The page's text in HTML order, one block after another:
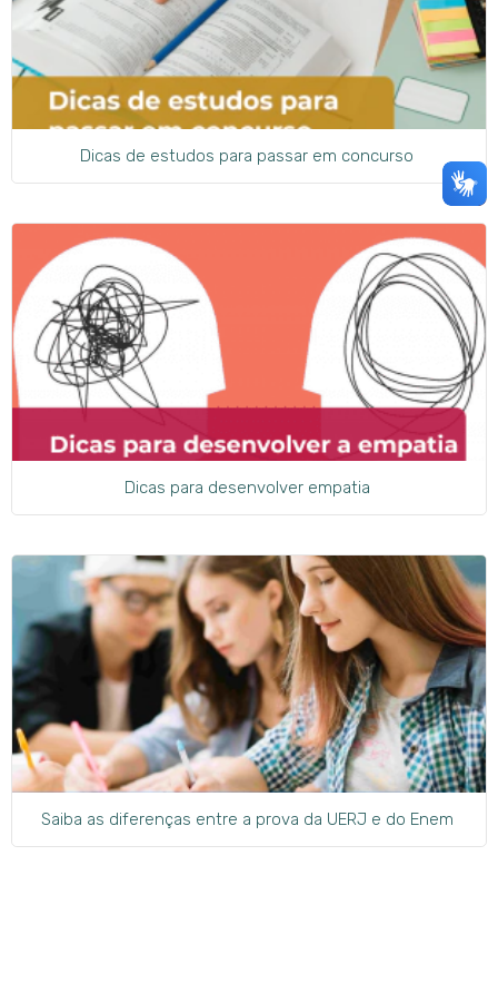
Dicas de estudos para passar em concurso
Dicas para desenvolver empatia
Saiba as diferenças entre a prova da UERJ e do Enem